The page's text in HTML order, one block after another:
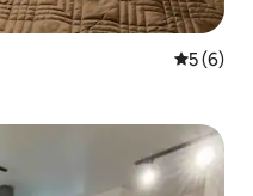
Średnia
5 (6)